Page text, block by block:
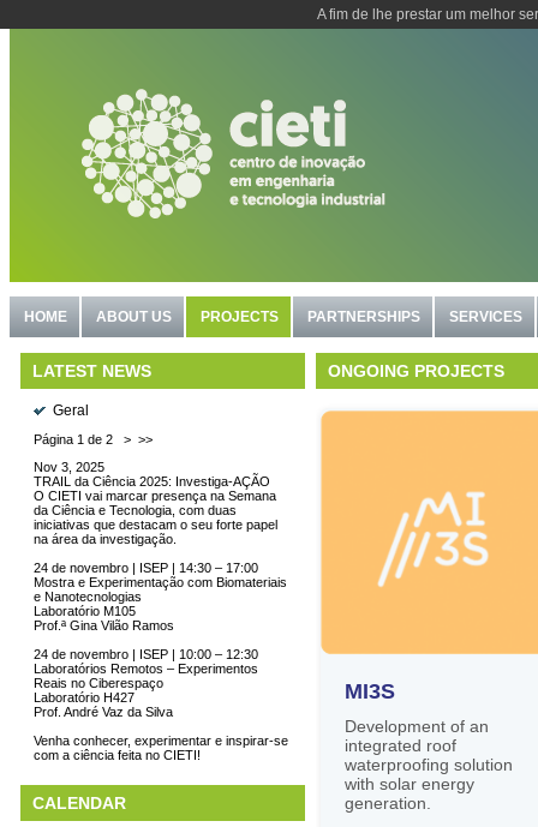
A fim de lhe prestar um melhor
HOME ABOUT US PROJECTS PARTNERSHIPS SERVICES
LATEST NEWS
Geral
Página 1 de 2 > >>
Nov 3, 2025
TRAIL da Ciência 2025: Investiga-AÇÃO
O CIETI vai marcar presença na Semana
da Ciência e Tecnologia, com duas
iniciativas que destacam o seu forte papel
na área da investigação.
24 de novembro | ISEP | 14:30 – 17:00
Mostra e Experimentação com Biomateriais
e Nanotecnologias
Laboratório M105
Prof.ª Gina Vilão Ramos
24 de novembro | ISEP | 10:00 – 12:30
Laboratórios Remotos – Experimentos
Reais no Ciberespaço
Laboratório H427
Prof. André Vaz da Silva
Venha conhecer, experimentar e inspirar-se
com a ciência feita no CIETI!
CALENDAR
ONGOING PROJECTS
MI3S
Development of an
integrated roof
waterproofing solution
with solar energy
generation.